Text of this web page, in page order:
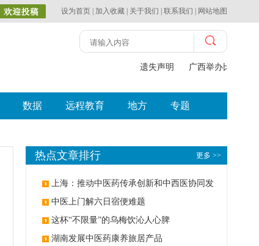
设为首页 加入收藏 关于我们 联系我们 网站地图
遗失声明 广西举办比赛探
数据 远程教育 地方 专题
更多 >>
热点文章排行
上海：推动中医药传承创新和中西医协同发
展 中医上门解六日宿便难题
这杯“不限量”的乌梅饮沁人心脾
湖南发展中医药康养旅居产品